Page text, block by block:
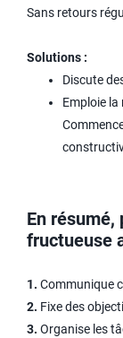
Sans retours
Solutions :
Discute
Emploie
En
fructueuse
1. Communique
2. Fixe des
3. Organise les